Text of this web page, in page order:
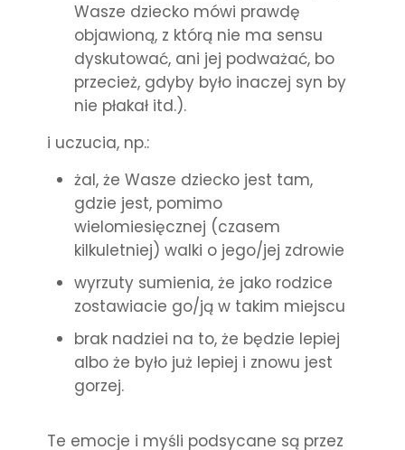
Wasze dziecko mówi prawdę
objawioną, z którą nie ma sensu
dyskutować, ani jej podważać, bo
przecież, gdyby było inaczej syn by
nie płakał itd.).
i uczucia, np.:
żal, że Wasze dziecko jest tam,
gdzie jest, pomimo
wielomiesięcznej (czasem
kilkuletniej) walki o jego/jej zdrowie
wyrzuty sumienia, że jako rodzice
zostawiacie go/ją w takim miejscu
brak nadziei na to, że będzie lepiej
albo że było już lepiej i znowu jest
gorzej.
Te emocje i myśli podsycane są przez